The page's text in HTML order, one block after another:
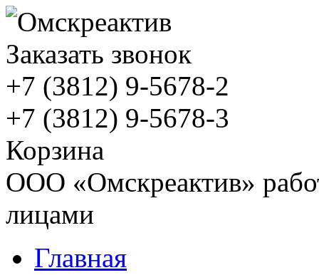
Заказать звонок
+7 (3812) 9-5678-2
+7 (3812) 9-5678-3
Корзина
ООО «Омскреактив»
лицами
Главная